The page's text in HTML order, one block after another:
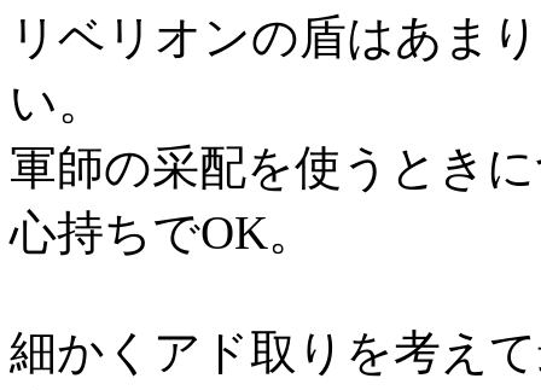
リベリオンの盾はあま
い。
軍師の采配を使うとき
心持ちでOK。
細かくアド取りを考え